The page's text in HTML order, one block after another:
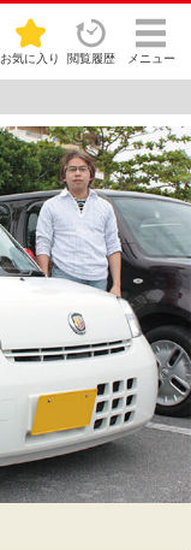
お気に入り 閲覧履歴 メニュー